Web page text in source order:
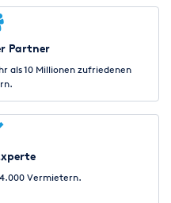
Partner
als 10 Millionen zufriedenen
Vermietern.